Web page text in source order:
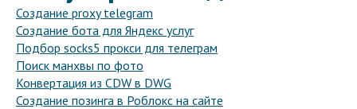
Создание proxy telegram
Создание бота для Яндекс услуг
Подбор socks5 прокси для телеграм
Поиск манхвы по фото
Конвертация из CDW в DWG
Создание позинга в Роблокс на сайте